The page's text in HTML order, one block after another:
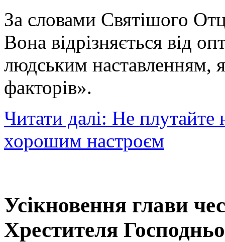
За словами Святішого
Вона відрізняється від
людським наставленням,
факторів».
Читати далі: Не
хорошим настроєм
Усікновення глави
Хрестителя